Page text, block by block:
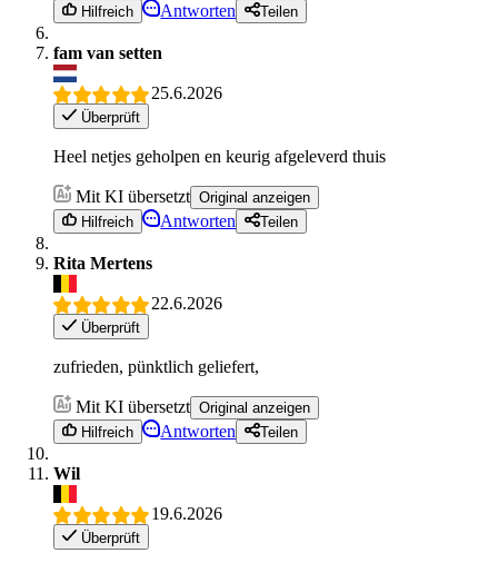
Hilfreich
Antworten Teilen
fam van setten
25.6.2026
Überprüft
Heel netjes geholpen en keurig afgeleverd thuis
Mit KI übersetzt Original anzeigen
Hilfreich
Antworten Teilen
Rita Mertens
22.6.2026
Überprüft
zufrieden, pünktlich geliefert,
Mit KI übersetzt Original anzeigen
Hilfreich
Antworten Teilen
Wil
19.6.2026
Überprüft